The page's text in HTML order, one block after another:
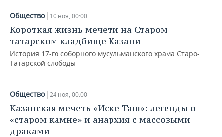
Общество 10 ноя, 00:00
Короткая жизнь мечети на Старом
татарском кладбище Казани
История 17-го соборного мусульманского храма Старо-
Татарской слободы
Общество 24 ноя, 00:00
Казанская мечеть «Иске Таш»: легенды о
«старом камне» и анархия с массовыми
драками